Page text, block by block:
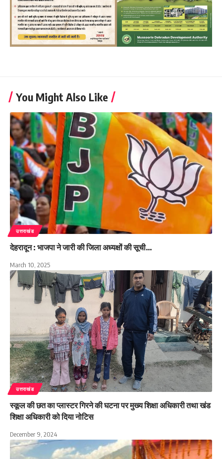
You Might Also Like
उत्तराखंड
देहरादून : भाजपा ने जारी की जिला अध्यक्षों की सूची…
March 10, 2025
उत्तराखंड
स्कूल की छत का प्लास्टर गिरने की घटना पर मुख्य शिक्षा अधिकारी तथा खंड
शिक्षा अधिकारी को दिया नोटिस
December 9, 2024